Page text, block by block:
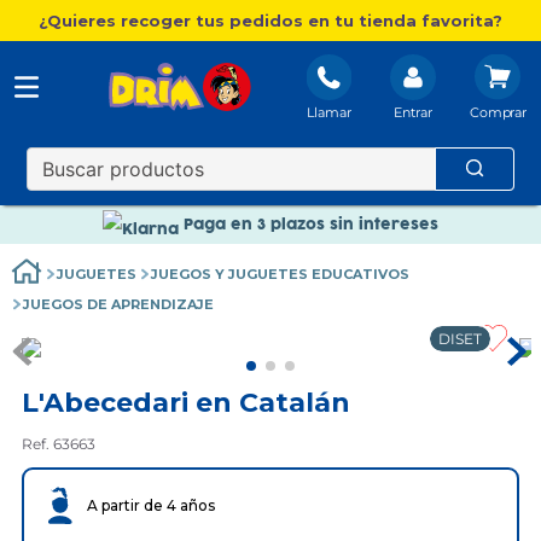
¿Quieres recoger tus pedidos en tu tienda favorita?
Llamar Entrar
Nuevo catálogo Aire Libre
Envío gratis. A partir de 60€(excepto Baleares)
Paga en 3 plazos sin intereses
Paga en 3 plazos sin intereses
JUGUETES
JUEGOS Y JUGUETES EDUCATIVOS
JUEGOS DE APRENDIZAJE
DISET
L'Abecedari en Catalán
Ref. 63663
A partir de 4 años